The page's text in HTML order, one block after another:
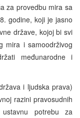
za provedbu mira sa
godine, koji je jasno
države, kojoj bi svi
mira i samoodrživog
međunarodne i
i ljudska prava)
razini pravosudnih
potrebu za